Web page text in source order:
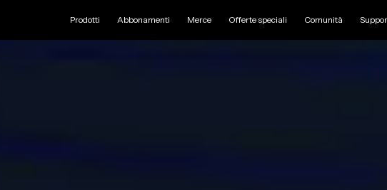
Prodotti Abbonamenti Merce Offerte speciali Comunità